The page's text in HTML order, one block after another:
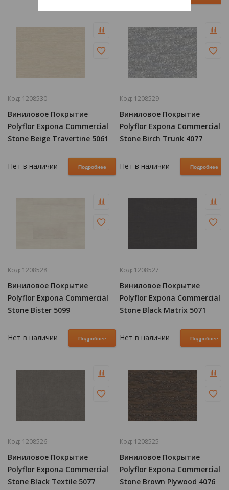
Код: 1208530
Виниловое Покрытие
Polyflor Expona Commercial
Stone Beige Travertine 5061
Нет в наличии Подробнее
Код: 1208529
Виниловое Покрытие
Polyflor Expona Commercial
Stone Birch Trunk 4077
Нет в наличии Подробнее
Код: 1208528
Виниловое Покрытие
Polyflor Expona Commercial
Stone Bister 5099
Нет в наличии Подробнее
Код: 1208527
Виниловое Покрытие
Polyflor Expona Commercial
Stone Black Matrix 5071
Нет в наличии Подробнее
Код: 1208526
Виниловое Покрытие
Polyflor Expona Commercial
Stone Black Textile 5077
Код: 1208525
Виниловое Покрытие
Polyflor Expona Commercial
Stone Brown Plywood 4076